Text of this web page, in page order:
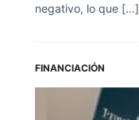
negativo, lo que […]
FINANCIACIÓN